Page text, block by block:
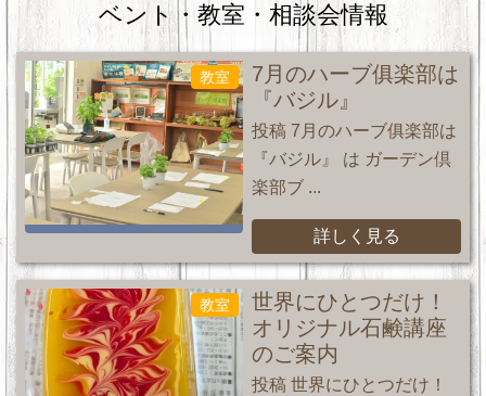
ベント・教室・相談会情報
教室
7月のハーブ俱楽部は
『バジル』
投稿 7月のハーブ俱楽部は
『バジル』 は ガーデン倶
楽部ブ ...
詳しく見る
教室
世界にひとつだけ！
オリジナル石鹸講座
のご案内
投稿 世界にひとつだけ！